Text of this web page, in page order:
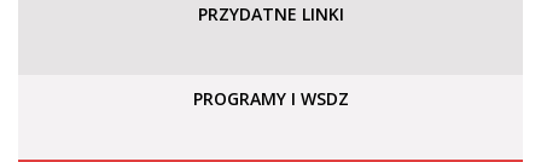
PRZYDATNE LINKI
PROGRAMY I WSDZ